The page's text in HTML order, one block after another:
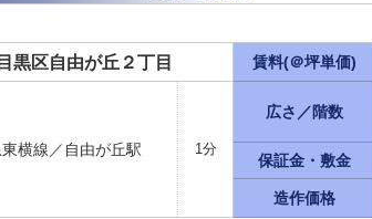
黒区自由が丘２丁目 賃料(＠坪単価)
横線／自由が丘駅 1分
広さ／階数
保証金・敷金
造作価格